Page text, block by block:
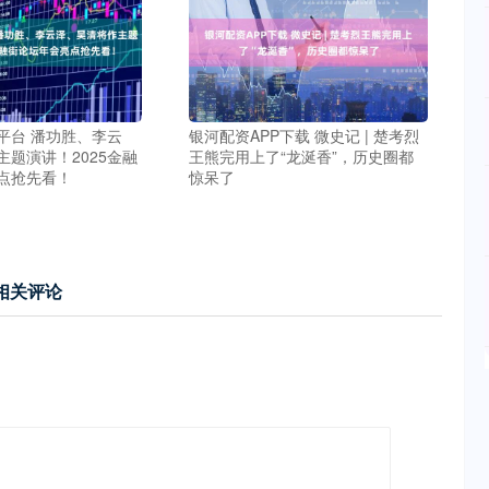
台 潘功胜、李云
题演讲！2025金融
抢先看！
银河配资APP下载 微史记 | 楚考烈
王熊完用上了“龙涎香”，历史圈都
惊呆了
关评论